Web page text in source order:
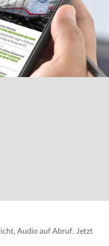
Audio auf Abruf. Jetzt